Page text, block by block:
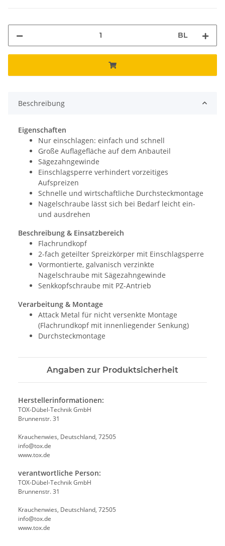
BL
Beschreibung
Eigenschaften
Nur einschlagen: einfach und schnell
Große Auflagefläche auf dem Anbauteil
Sägezahngewinde
Einschlagsperre verhindert vorzeitiges
Aufspreizen
Schnelle und wirtschaftliche Durchsteckmontage
Nagelschraube lässt sich bei Bedarf leicht ein-
und ausdrehen
Beschreibung & Einsatzbereich
Flachrundkopf
2-fach geteilter Spreizkörper mit Einschlagsperre
Vormontierte, galvanisch verzinkte
Nagelschraube mit Sägezahngewinde
Senkkopfschraube mit PZ-Antrieb
Verarbeitung & Montage
Attack Metal für nicht versenkte Montage
(Flachrundkopf mit innenliegender Senkung)
Durchsteckmontage
Angaben zur Produktsicherheit
Herstellerinformationen:
TOX-Dübel-Technik GmbH
Brunnenstr. 31
Krauchenwies, Deutschland, 72505
info@tox.de
www.tox.de
verantwortliche Person:
TOX-Dübel-Technik GmbH
Brunnenstr. 31
Krauchenwies, Deutschland, 72505
info@tox.de
www.tox.de